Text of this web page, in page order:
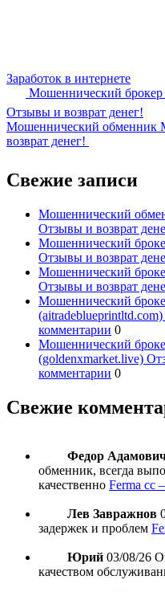
Заработок в интернете
Мошеннический брокер
Отзывы и возврат денег!
Мошеннический обменник
возврат денег!
Свежие записи
Мошеннический
Отзывы и возврат
Мошеннический
Отзывы и возврат
Мошеннический
Отзывы и возврат
Мошеннический
комментарии 0
Мошеннический
(goldenxmarket.live)
комментарии 0
Свежие
Федор
обменник, всегда
качественно Ferma cc
Лев Завражнов
задержек и проблем
Юрий 03/08/26
качеством